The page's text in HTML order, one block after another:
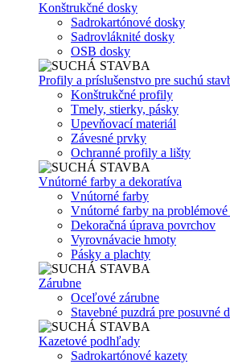
Konštrukčné dosky
Sadrokartónové dosky
Sadrovláknité dosky
OSB dosky
Profily a príslušenstvo pre suchú
Konštrukčné profily
Tmely, stierky, pásky
Upevňovací materiál
Závesné prvky
Ochranné profily a lišty
Vnútorné farby a dekoratíva
Vnútorné farby
Vnútorné farby na
Dekoračná úprava povrchov
Vyrovnávacie hmoty
Pásky a plachty
Zárubne
Oceľové zárubne
Stavebné puzdrá pre posuvné
Kazetové podhľady
Sadrokartónové kazety